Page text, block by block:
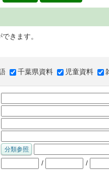
きます。
千葉県資料 児童資料
/ /